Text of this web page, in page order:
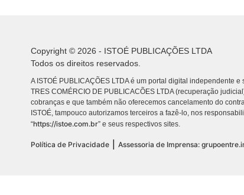
Copyright © 2026 - ISTOÉ PUBLICAÇÕES LTDA
Todos os direitos reservados.
A ISTOÉ PUBLICAÇÕES LTDA é um portal digital independente
TRES COMÉRCIO DE PUBLICACÕES LTDA (recuperação
cobranças e que também não oferecemos cancelamento do
ISTOÉ, tampouco autorizamos terceiros a fazê-lo, nos
“https://istoe.com.br” e seus respectivos sites.
Política de Privacidade Assessoria de Imprensa: